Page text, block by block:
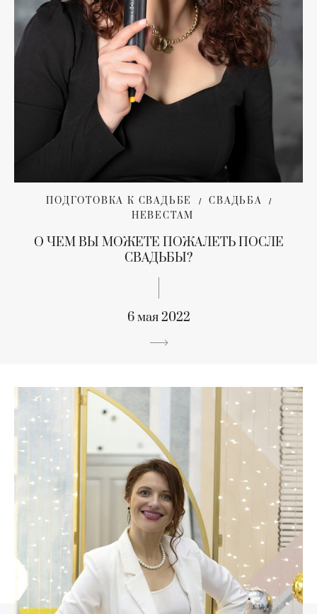
ПОДГОТОВКА К СВАДЬБЕ
СВАДЬБА
НЕВЕСТАМ
О ЧЕМ ВЫ МОЖЕТЕ ПОЖАЛЕТЬ ПОСЛЕ
СВАДЬБЫ?
6 мая 2022